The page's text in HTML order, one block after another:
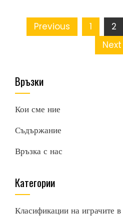
Posts
Previous 1 2
Next
Връзки
Кои сме ние
Съдържание
Връзка с нас
Категории
Класификации на играчите